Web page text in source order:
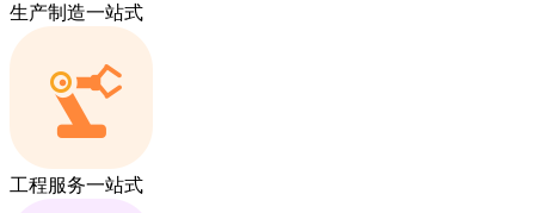
生产制造一站式
工程服务一站式